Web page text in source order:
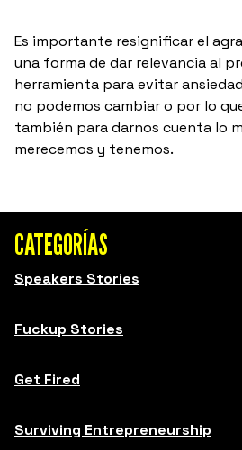
Es importante resignificar el
una forma de dar relevancia al
herramienta para evitar
no podemos cambiar o por lo
también para darnos cuenta lo
merecemos y tenemos.
CATEGORÍAS
Speakers Stories
Fuckup Stories
Get Fired
Surviving Entrepreneurship